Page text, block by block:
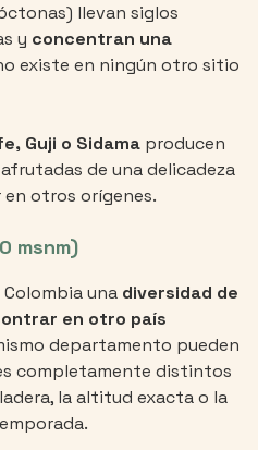
llevan siglos
y concentran una
existe en ningún otro sitio
Guji o Sidama producen
de una delicadeza
otros orígenes.
msnm)
una diversidad de
en otro país
departamento pueden
completamente distintos
la altitud exacta o la